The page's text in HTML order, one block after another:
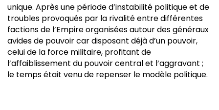
unique. Après une période d’instabilité politique et de
troubles provoqués par la rivalité entre différentes
factions de l’Empire organisées autour des généraux
avides de pouvoir car disposant déjà d’un pouvoir,
celui de la force militaire, profitant de
l’affaiblissement du pouvoir central et l’aggravant ;
le temps était venu de repenser le modèle politique.